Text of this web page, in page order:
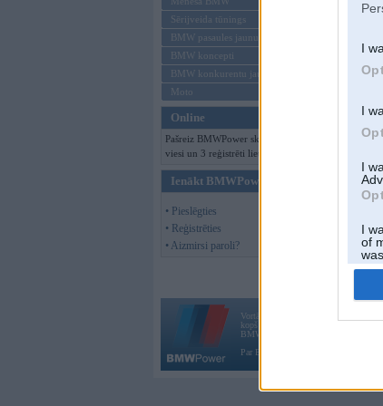
I
I
I
I
of
Sērijveida tūnings
BMW pasaules jaunumi
BMW koncepti
BMW konkurentu jaunumi
Moto
Online
Pašreiz BMWPower skatās 133
viesi un 3 reģistrēti lietotāji.
Ienākt BMWPower
• Pieslēgties
• Reģistrēties
• Aizmirsi paroli?
Vortāls BMWPower.lv darbojas
kopš 2002. gada 14. maija. Tas nav
BMW AG.
Par BMWPower